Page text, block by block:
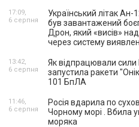
Український літак
був завантажений
Дрон, який «висів»
через систему
17:09,
6 серпня
Як відпрацювали сили
запустила ракети
101 БпЛА
13:42,
6 серпня
Росія вдарила по
Чорному морі . Вбила
моряка
11:46,
6 серпня